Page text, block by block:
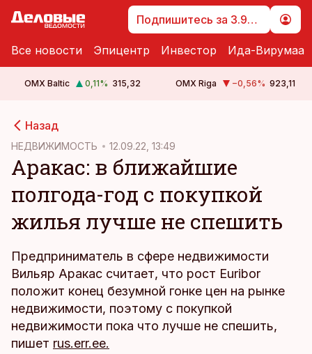
Подпишитесь за 3.99 €
Все новости Эпицентр Инвестор Ида-Вирумаа
OMX Baltic 0,11% 315,32 OMX Riga −0,56% 923,11
Назад
НЕДВИЖИМОСТЬ 12.09.22, 13:49
Аракас: в ближайшие
полгода-год с покупкой
жилья лучше не спешить
Предприниматель в сфере недвижимости
Вильяр Аракас считает, что рост Euribor
положит конец безумной гонке цен на рынке
недвижимости, поэтому с покупкой
недвижимости пока что лучше не спешить,
пишет rus.err.ee.